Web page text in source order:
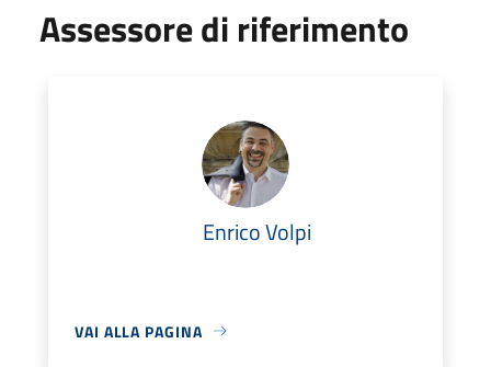
Assessore di riferimento
Enrico Volpi
VAI ALLA PAGINA